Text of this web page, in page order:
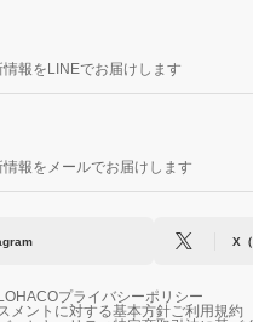
情報をLINEでお届けします
情報をメールでお届けします
X
LOHACOプライバシーポリシー
メントに対する基本方針ご利用規約